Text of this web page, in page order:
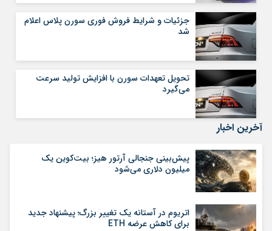
جزئیات و شرایط فروش فوری سورن پلاس اعلام
شد
تحویل تعهدات سورن با افزایش تولید سرعت
می‌گیرد
آخرین اخبار
پیش‌بینی جنجالی آرتور هیز؛ بیت‌کوین یک
میلیون دلاری می‌شود
اتریوم در آستانه یک تغییر بزرگ؛ پیشنهاد جدید
برای کاهش عرضه ETH